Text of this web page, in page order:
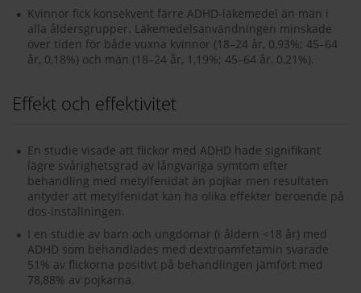
Kvinnor fick konsekvent färre ADHD-läkemedel än män i
alla åldersgrupper. Läkemedelsanvändningen minskade
över tiden för både vuxna kvinnor (18–24 år, 0,93%; 45–64
år, 0,18%) och män (18–24 år, 1,19%; 45–64 år, 0,21%).
Effekt och effektivitet
En studie visade att flickor med ADHD hade signifikant
lägre svårighetsgrad av långvariga symtom efter
behandling med metylfenidat än pojkar men resultaten
antyder att metylfenidat kan ha olika effekter beroende på
dos-inställningen.
I en studie av barn och ungdomar (i åldern <18 år) med
ADHD som behandlades med dextroamfetamin svarade
51% av flickorna positivt på behandlingen jämfört med
78,88% av pojkarna.